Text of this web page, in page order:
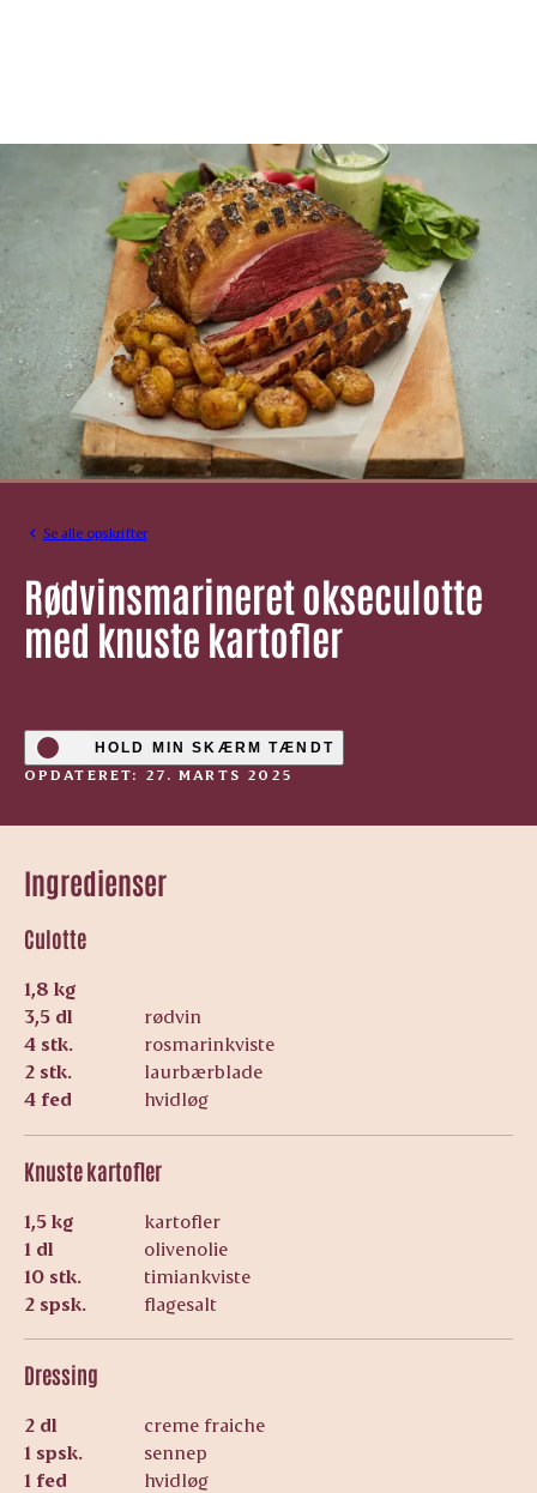
Se alle opskrifter
Rødvinsmarineret okseculotte
med knuste kartofler
HOLD MIN SKÆRM TÆNDT
OPDATERET: 27. MARTS 2025
Ingredienser
Culotte
1,8 kg
3,5 dl
rødvin
4 stk.
rosmarinkviste
2 stk.
laurbærblade
4 fed
hvidløg
Knuste kartofler
1,5 kg
kartofler
1 dl
olivenolie
10 stk.
timiankviste
2 spsk.
flagesalt
Dressing
2 dl
creme fraiche
1 spsk.
sennep
1 fed
hvidløg